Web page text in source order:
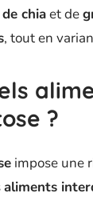
chiaet de
, tout en
?
impose une
aliments